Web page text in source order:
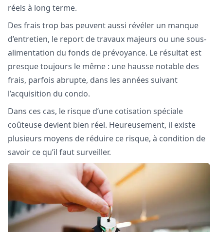
réels à long terme.
Des frais trop bas peuvent aussi révéler un manque
d’entretien, le report de travaux majeurs ou une sous-
alimentation du fonds de prévoyance. Le résultat est
presque toujours le même : une hausse notable des
frais, parfois abrupte, dans les années suivant
l’acquisition du condo.
Dans ces cas, le risque d’une cotisation spéciale
coûteuse devient bien réel. Heureusement, il existe
plusieurs moyens de réduire ce risque, à condition de
savoir ce qu’il faut surveiller.